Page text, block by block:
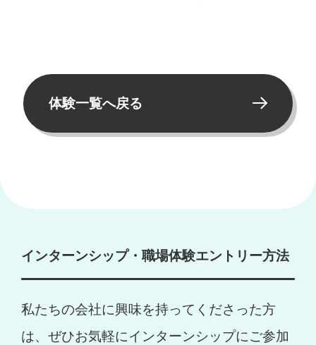
体験一覧へ戻る
インターンシップ・職場体験エントリー方法
私たちの会社に興味を持ってくださった方
は、ぜひお気軽にインターンシップにご参加